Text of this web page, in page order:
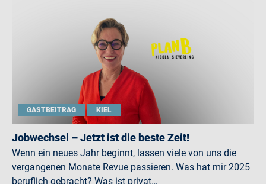
GASTBEITRAG KIEL
Jobwechsel – Jetzt ist die beste Zeit!
Wenn ein neues Jahr beginnt, lassen viele von uns die
vergangenen Monate Revue passieren. Was hat mir 2025
beruflich gebracht? Was ist privat…